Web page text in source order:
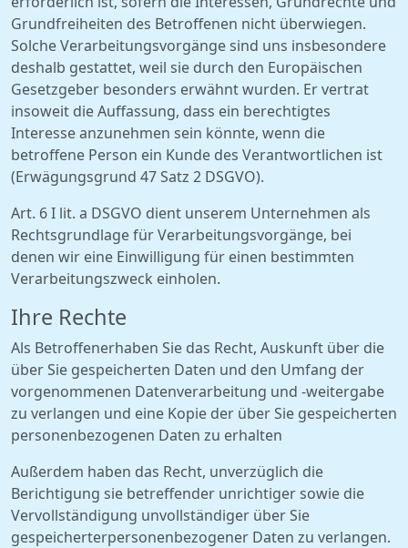
Grundfreiheiten des Betroffenen nicht überwiegen.
Solche Verarbeitungsvorgänge sind uns insbesondere
deshalb gestattet, weil sie durch den Europäischen
Gesetzgeber besonders erwähnt wurden. Er vertrat
insoweit die Auffassung, dass ein berechtigtes
Interesse anzunehmen sein könnte, wenn die
betroffene Person ein Kunde des Verantwortlichen ist
(Erwägungsgrund 47 Satz 2 DSGVO).
Art. 6 I lit. a DSGVO dient unserem Unternehmen als
Rechtsgrundlage für Verarbeitungsvorgänge, bei
denen wir eine Einwilligung für einen bestimmten
Verarbeitungszweck einholen.
Ihre Rechte
Als Betroffenerhaben Sie das Recht, Auskunft über die
über Sie gespeicherten Daten und den Umfang der
vorgenommenen Datenverarbeitung und -weitergabe
zu verlangen und eine Kopie der über Sie gespeicherten
personenbezogenen Daten zu erhalten
Außerdem haben das Recht, unverzüglich die
Berichtigung sie betreffender unrichtiger sowie die
Vervollständigung unvollständiger über Sie
gespeicherterpersonenbezogener Daten zu verlangen.